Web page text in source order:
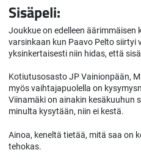
Sisäpeli:
Joukkue on edelleen
varsinkaan kun Paavo Pelto siirtyi
yksinkertaisesti niin hidas, että
Kotiutusosasto JP Vainionpään,
myös vaihtajapuolella on
Viinamäki on ainakin kesäkuuhun
minulta kysytään, niin ei kestä.
Ainoa, keneltä tietää, mitä saa on
tehokas.